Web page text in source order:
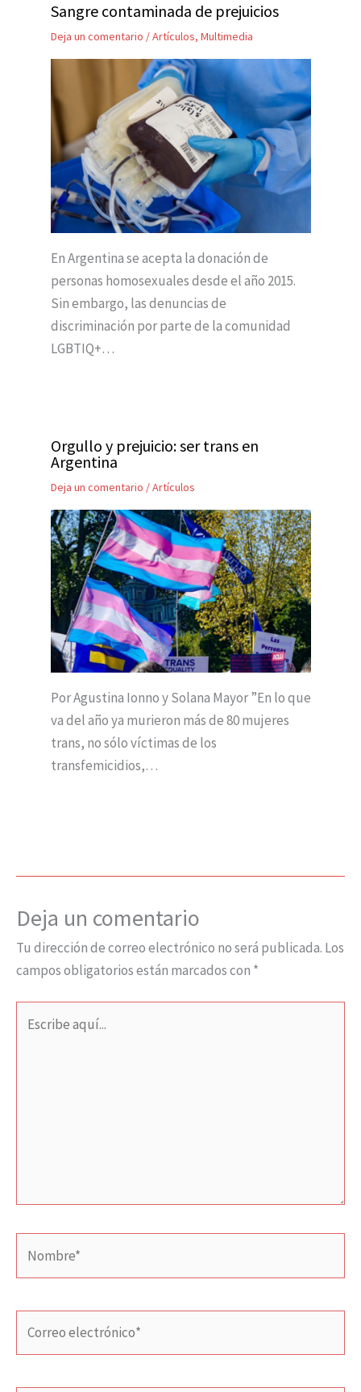
Sangre contaminada de prejuicios
Deja un comentario /Artículos, Multimedia
En Argentina se acepta la donación de
personas homosexuales desde el año 2015.
Sin embargo, las denuncias de
discriminación por parte de la comunidad
LGBTIQ+…
Orgullo y prejuicio: ser trans en
Argentina
Deja un comentario /Artículos
Por Agustina Ionno y Solana Mayor ”En lo que
va del año ya murieron más de 80 mujeres
trans, no sólo víctimas de los
transfemicidios,…
Deja un comentario
Tu dirección de correo electrónico no será publicada. Los
campos obligatorios están marcados con *
aquí...
electrónico*